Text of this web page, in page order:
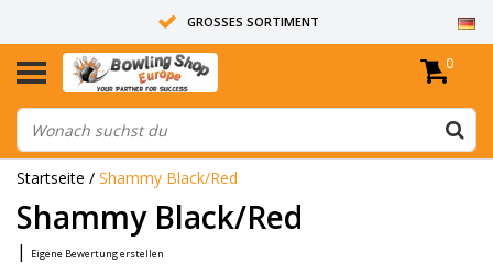
GROSSES SORTIMENT
14 TAGE RÜCKGABERECHT
ALLE BOWLINGKUGELN SIND UNGEBOHRT
0
Startseite / Shammy Black/Red
Shammy Black/Red
| Eigene Bewertung erstellen